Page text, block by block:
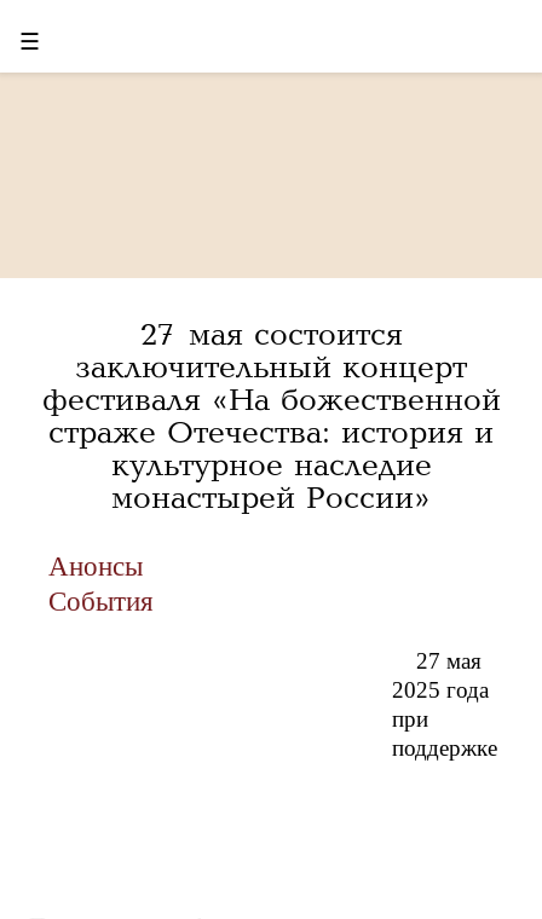
☰
27 мая состоится
заключительный концерт
фестиваля «На божественной
страже Отечества: история и
культурное наследие
монастырей России»
Анонсы
События
27 мая
2025 года
при
поддержке